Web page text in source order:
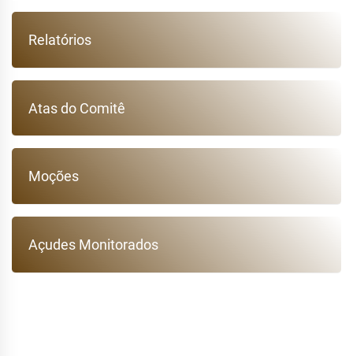
Relatórios
Atas do Comitê
Moções
Açudes Monitorados